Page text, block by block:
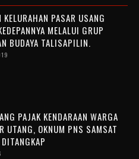
KELURAHAN PASAR USANG
MELALUI GRUP
BUDAYA TALISAPILIN.
PAJAK KENDARAAN WARGA
UTANG, OKNUM PNS SAMSAT